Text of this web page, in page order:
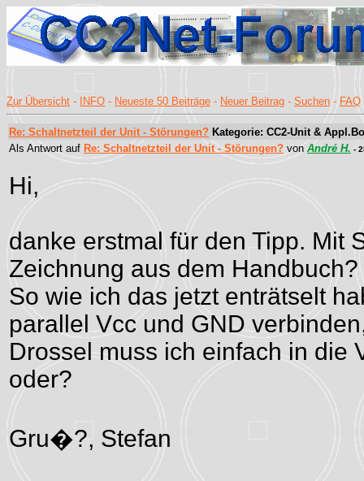
Zur Übersicht - INFO - Neueste 50 Beiträge - Neuer Beitrag - Suchen - FAQ
Re: Schaltnetzteil der Unit - Störungen? Kategorie: CC2-Unit &
Als Antwort auf Re: Schaltnetzteil der Unit - Störungen? vonAndré H. -
Hi,
danke erstmal für den Tipp. Mit
Zeichnung aus dem Handbuch?
So wie ich das jetzt enträtselt
parallel Vcc und GND
Drossel muss ich einfach in die
oder?
Gru�?, Stefan